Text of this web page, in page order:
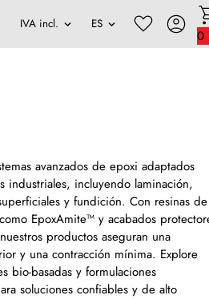
0
avanzados de epoxi adaptados
industriales, incluyendo laminación,
y fundición. Con resinas de
EpoxAmite™ y acabados
productos aseguran una
y una contracción mínima. Explore
bio-basadas y formulaciones
soluciones confiables y de alto